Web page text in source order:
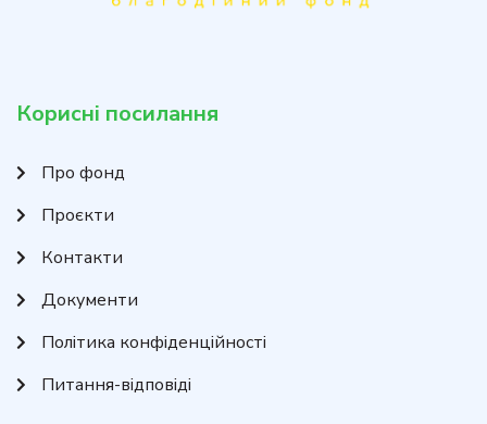
Корисні посилання
Про фонд
Проєкти
Контакти
Документи
Політика конфіденційності
Питання-відповіді